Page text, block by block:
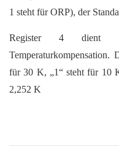
1 steht für ORP), der
Register 4 dient
für 30 K, „1“ steht für 10
2,252 K